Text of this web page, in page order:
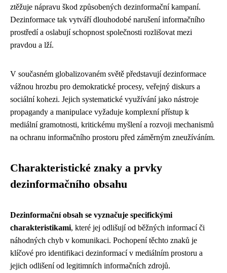
ztěžuje nápravu škod způsobených dezinformační kampaní.
Dezinformace tak vytváří dlouhodobé narušení informačního
prostředí a oslabují schopnost společnosti rozlišovat mezi
pravdou a lží.
V současném globalizovaném světě představují dezinformace
vážnou hrozbu pro demokratické procesy, veřejný diskurs a
sociální kohezi. Jejich systematické využívání jako nástroje
propagandy a manipulace vyžaduje komplexní přístup k
mediální gramotnosti, kritickému myšlení a rozvoji mechanismů
na ochranu informačního prostoru před záměrným zneužíváním.
Charakteristické znaky a prvky
dezinformačního obsahu
Dezinformační obsah se vyznačuje specifickými
charakteristikami, které jej odlišují od běžných informací či
náhodných chyb v komunikaci. Pochopení těchto znaků je
klíčové pro identifikaci dezinformací v mediálním prostoru a
jejich odlišení od legitimních informačních zdrojů.